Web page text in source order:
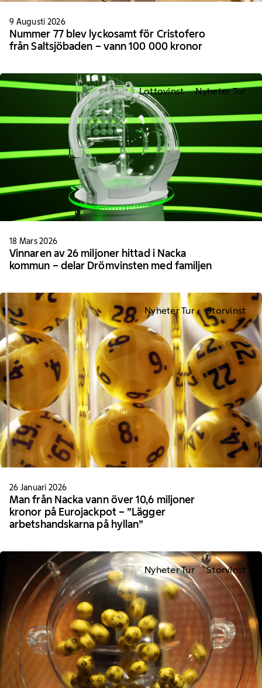
9 Augusti 2026
Nummer 77 blev lyckosamt för Cristofero
från Saltsjöbaden – vann 100 000 kronor
Lottovinst Nyheter Tur
18 Mars 2026
Vinnaren av 26 miljoner hittad i Nacka
kommun – delar Drömvinsten med familjen
Nyheter Tur Storvinst
26 Januari 2026
Man från Nacka vann över 10,6 miljoner
kronor på Eurojackpot – ”Lägger
arbetshandskarna på hyllan”
Nyheter Tur Storvinst